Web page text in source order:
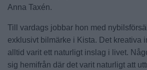
Anna Taxén.
Till vardags jobbar hon med
exklusivt bilmärke i Kista. Det kreativa
alltid varit ett naturligt inslag i livet.
sig hemifrån där det varit naturligt att